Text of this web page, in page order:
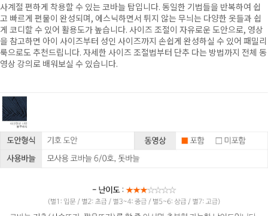
사계절 편하게 착용할 수 있는 코바늘 탑입니다. 동일한 기법들을 반복하여 쉽
고 빠르게 편물이 완성되며, 에스닉하면서 튀지 않는 무늬는 다양한 옷들과 쉽
게 코디할 수 있어 활용도가 높습니다. 사이즈 조절이 자유로운 도안으로, 영상
을 참고하면 아이 사이즈부터 성인 사이즈까지 손쉽게 완성하실 수 있어 패밀리
룩으로도 추천드립니다. 자세한 사이즈 조절법부터 단추 다는 방법까지 전체 동
영상 강의로 배워보실 수 있습니다.